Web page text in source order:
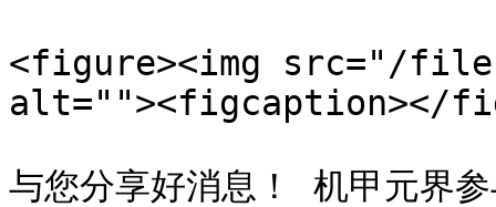
<figure><img src="/
alt=""><figcaption></
与您分享好消息！ 机甲元界